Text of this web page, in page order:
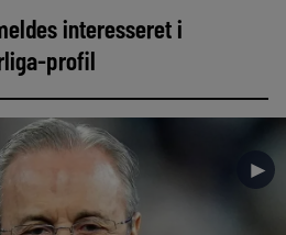
interesseret i
profil
►